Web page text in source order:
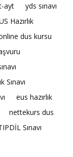
ayt
yds sınavı
Hazırlık
dus kursu
Sınavı
eus hazırlık
nettekurs dus
Sınavı